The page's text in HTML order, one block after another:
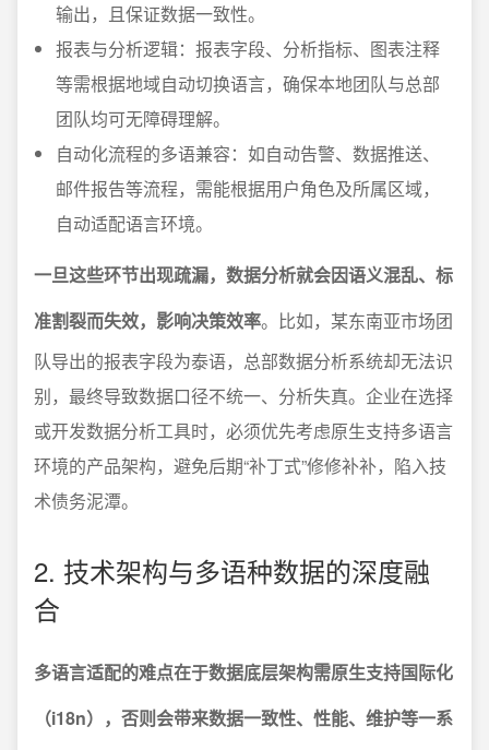
输出，且保证数据一致性。
报表与分析逻辑：报表字段、分析指标、图表注释
等需根据地域自动切换语言，确保本地团队与总部
团队均可无障碍理解。
自动化流程的多语兼容：如自动告警、数据推送、
邮件报告等流程，需能根据用户角色及所属区域，
自动适配语言环境。
一旦这些环节出现疏漏，数据分析就会因语义混乱、标
准割裂而失效，影响决策效率。比如，某东南亚市场团
队导出的报表字段为泰语，总部数据分析系统却无法识
别，最终导致数据口径不统一、分析失真。企业在选择
或开发数据分析工具时，必须优先考虑原生支持多语言
环境的产品架构，避免后期“补丁式”修修补补，陷入技
术债务泥潭。
2. 技术架构与多语种数据的深度融
合
多语言适配的难点在于数据底层架构需原生支持国际化
（i18n），否则会带来数据一致性、性能、维护等一系